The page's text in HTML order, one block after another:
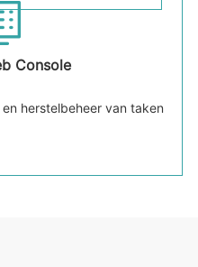
Console
herstelbeheer van taken